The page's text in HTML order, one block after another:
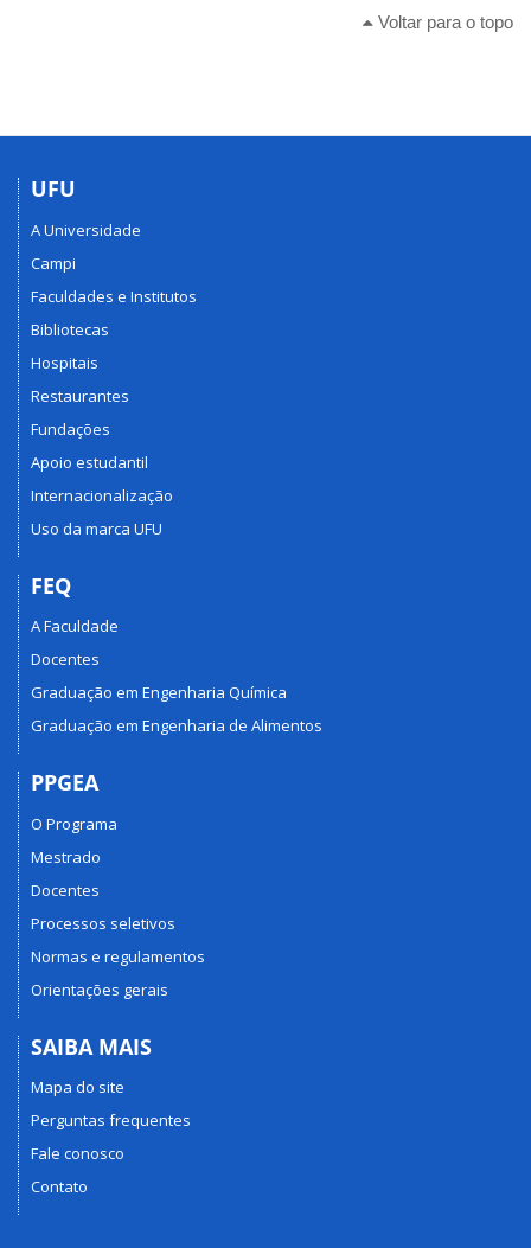
Voltar para o topo
UFU
A Universidade
Campi
Faculdades e Institutos
Bibliotecas
Hospitais
Restaurantes
Fundações
Apoio estudantil
Internacionalização
Uso da marca UFU
FEQ
A Faculdade
Docentes
Graduação em Engenharia Química
Graduação em Engenharia de Alimentos
PPGEA
O Programa
Mestrado
Docentes
Processos seletivos
Normas e regulamentos
Orientações gerais
SAIBA MAIS
Mapa do site
Perguntas frequentes
Fale conosco
Contato